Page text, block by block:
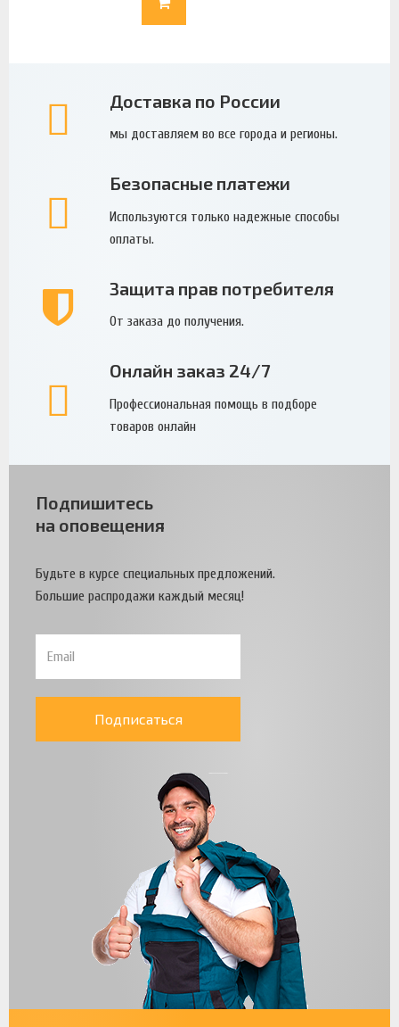
Доставка по России
мы доставляем во все города и регионы.
Безопасные платежи
Используются только надежные способы
оплаты.
Защита прав потребителя
От заказа до получения.
Онлайн заказ 24/7
Профессиональная помощь в подборе
товаров онлайн
Подпишитесь
на оповещения
Будьте в курсе специальных предложений.
Большие распродажи каждый месяц!
Подписаться